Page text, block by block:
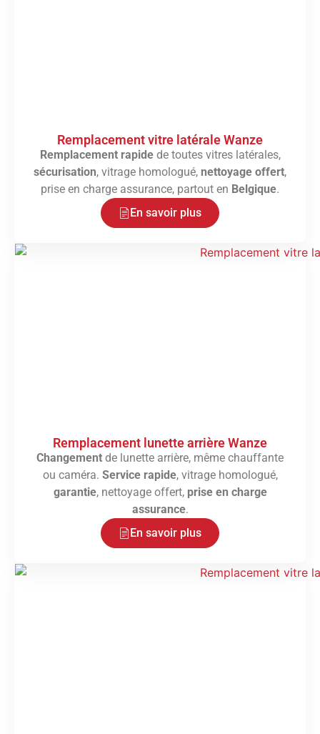
Remplacement vitre latérale Wanze
Remplacement rapidede toutes vitres latérales,
sécurisation, vitrage homologué, nettoyage offert,
prise en charge assurance, partout en Belgique.
En savoir plus
Remplacement lunette arrière Wanze
Changement de lunette arrière, même chauffante
ou caméra. Service rapide, vitrage homologué,
garantie, nettoyage offert, prise en charge
assurance.
En savoir plus